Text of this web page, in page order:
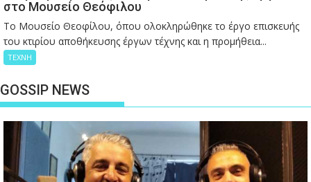
στο Μουσείο Θεόφιλου
Το Μουσείο Θεοφίλου, όπου ολοκληρώθηκε το έργο επισκευής
του κτιρίου αποθήκευσης έργων τέχνης και η προμήθεια...
ΤΕΧΝΗ
GOSSIP NEWS